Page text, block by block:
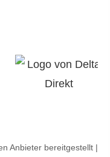
Anbieter bereitgestellt |